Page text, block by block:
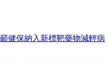
健保納入新標靶藥物減輕病